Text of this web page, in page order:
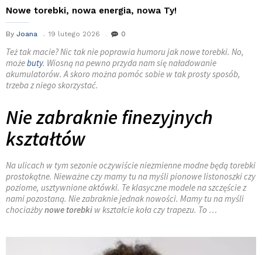
Nowe torebki, nowa energia, nowa Ty!
By Joana 19 lutego 2026 0
Też tak macie? Nic tak nie poprawia humoru jak nowe torebki. No,
możebuty. Wiosną na pewno przyda nam się naładowanie
akumulatorów. A skoro można pomóc sobie w tak prosty sposób,
trzeba z niego skorzystać.
Nie zabraknie finezyjnych
kształtów
Na ulicach w tym sezonie oczywiście niezmienne modne będą torebki
prostokątne. Nieważne czy mamy tu na myśli pionowe listonoszki czy
poziome, usztywnione aktówki. Te klasyczne modele na szczęście z
nami pozostaną. Nie zabraknie jednak nowości. Mamy tu na myśli
chociażbynowe torebki w kształcie koła czy trapezu. To …